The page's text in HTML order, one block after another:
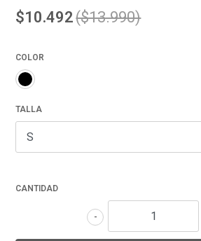
$10.492($13.990)
COLOR
TALLA
CANTIDAD
-